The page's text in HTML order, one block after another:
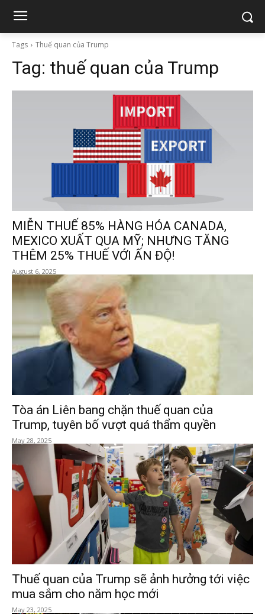
Tags Thuế quan của Trump
Tag: thuế quan của Trump
MIỄN THUẾ 85% HÀNG HÓA CANADA,
MEXICO XUẤT QUA MỸ; NHƯNG TĂNG
THÊM 25% THUẾ VỚI ẤN ĐỘ!
August 6, 2025
Tòa án Liên bang chặn thuế quan của
Trump, tuyên bố vượt quá thẩm quyền
May 28, 2025
Thuế quan của Trump sẽ ảnh hưởng tới việc
mua sắm cho năm học mới
May 23, 2025